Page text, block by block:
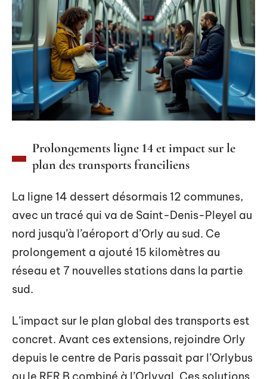
Prolongements ligne 14 et impact sur le
plan des transports franciliens
La ligne 14 dessert désormais 12 communes,
avec un tracé qui va de Saint-Denis-Pleyel au
nord jusqu’à l’aéroport d’Orly au sud. Ce
prolongement a ajouté 15 kilomètres au
réseau et 7 nouvelles stations dans la partie
sud.
L’impact sur le plan global des transports est
concret. Avant ces extensions, rejoindre Orly
depuis le centre de Paris passait par l’Orlybus